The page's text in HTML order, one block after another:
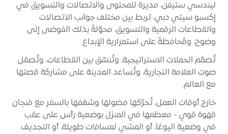
ليندسي ستيفن، مديرة للمحتوى والاتصالات والتسويق في
إكسبو سيتي دبي، تربط بين مختلف جوانب الاتصالات
والقطاعات الرقمية والتسويق، محوّلةً بذلك الفوضى إلى
وضوح، ومُحافظةً على استمرارية الإبداع.
تُصمّم الحملات الاستراتيجية، وتُنسّق بين القطاعات، وتُصقل
صوت العلامة التجارية، وتُساعد المدينة على مشاركة قصتها
مع العالم.
خارج أوقات العمل، تُحرّكها فضولها وشغفها بالسفر مع فنجان
قهوة قوي - معظمها في المنزل بوضعية رأس على عقب
في وضعية اليوغا، أو المشي لمسافات طويلة، أو التجديف